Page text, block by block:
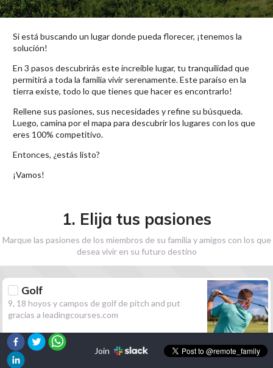
Si está buscando un lugar donde pueda florecer, ¡tenemos la
solución!
En 3 pasos descubrirás este increíble lugar, tu tranquilidad que
permitirá a toda la familia vivir serenamente. Este paraíso en la
tierra existe, todo lo que tienes que hacer es encontrarlo!
Rellene sus pasiones, sus necesidades y refine su búsqueda.
Luego, camina por el mapa para descubrir los lugares con los que
eres 100% competitivo.
Entonces, ¿estás listo?
¡Vamos!
1. Elija tus pasiones
Marque las pasiones de los miembros de su familia y amigos con los que
desea vivir en su futuro destino
Golf
9, 18 hoyos y campos de golf de pitch and put
gracias a leadingcourses.com
Senderismo
Join